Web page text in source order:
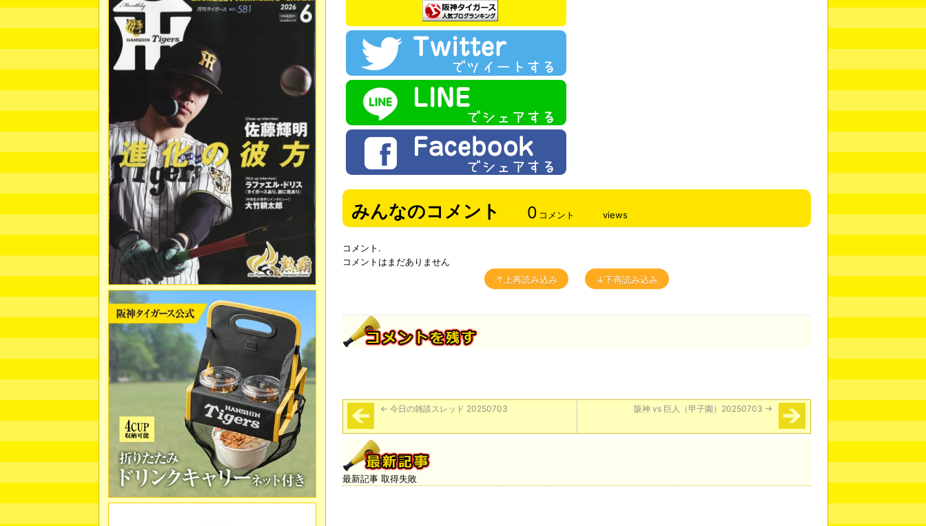
みんなのコメント 0 コメント views
コメント.
コメントはまだありません
↑上再読み込み
↓下再読み込み
← 今日の雑談スレッド 20250703 阪神 vs 巨人（甲子園）20250703 →
最新記事 取得失敗